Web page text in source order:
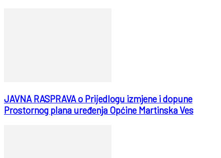
JAVNA RASPRAVA o Prijedlogu izmjene i dopune
Prostornog plana uređenja Općine Martinska Ves